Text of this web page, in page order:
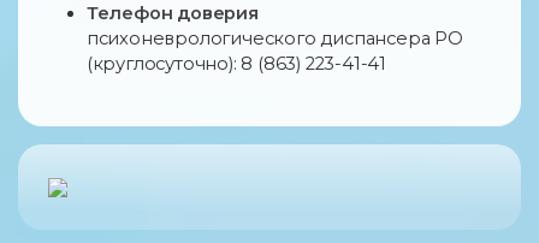
Телефон доверия
психоневрологического диспансера РО
(круглосуточно): 8 (863) 223-41-41